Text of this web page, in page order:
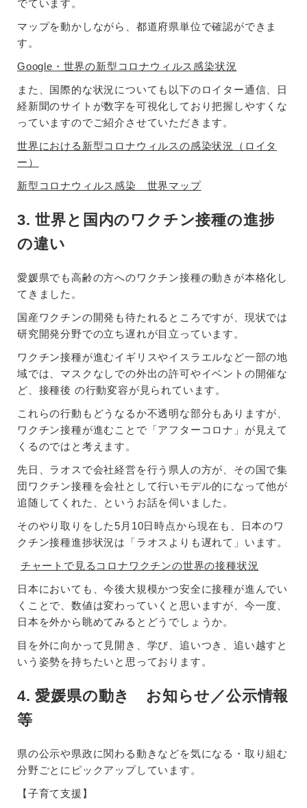
でています。
マップを動かしながら、都道府県単位で確認ができま
す。
Google・世界の新型コロナウィルス感染状況
また、国際的な状況についても以下のロイター通信、日
経新聞のサイトが数字を可視化しており把握しやすくな
っていますのでご紹介させていただきます。
世界における新型コロナウィルスの感染状況（ロイタ
ー）
新型コロナウィルス感染 世界マップ
3. 世界と国内のワクチン接種の進捗
の違い
愛媛県でも高齢の方へのワクチン接種の動きが本格化し
てきました。
国産ワクチンの開発も待たれるところですが、現状では
研究開発分野での立ち遅れが目立っています。
ワクチン接種が進むイギリスやイスラエルなど一部の地
域では、マスクなしでの外出の許可やイベントの開催な
ど、接種後 の行動変容が見られています。
これらの行動もどうなるか不透明な部分もありますが、
ワクチン接種が進むことで「アフターコロナ」が見えて
くるのではと考えます。
先日、ラオスで会社経営を行う県人の方が、その国で集
団ワクチン接種を会社として行いモデル的になって他が
追随してくれた、というお話を伺いました。
そのやり取りをした5月10日時点から現在も、日本のワ
クチン接種進捗状況は「ラオスよりも遅れて」います。
チャートで見るコロナワクチンの世界の接種状況
日本においても、今後大規模かつ安全に接種が進んでい
くことで、数値は変わっていくと思いますが、今一度、
日本を外から眺めてみるとどうでしょうか。
目を外に向かって見開き、学び、追いつき、追い越すと
いう姿勢を持ちたいと思っております。
4. 愛媛県の動き お知らせ／公示情報
等
県の公示や県政に関わる動きなどを気になる・取り組む
分野ごとにピックアップしています。
【子育て支援】